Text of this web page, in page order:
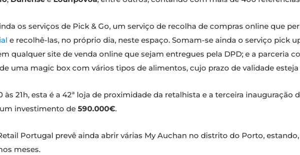
os serviços de Pick & Go, um serviço de recolha de compras online que
e recolhê-las, no próprio dia, neste espaço. Somam-se ainda o serviço pick
qualquer site de venda online que sejam entregues pela DPD; e a parceria
uma magic box com vários tipos de alimentos, cujo prazo de validade
às 21h, esta é a 42ª loja de proximidade da retalhista e a terceira
investimento de 590.000€.
Portugal prevê ainda abrir várias My Auchan no distrito do Porto,
meses.